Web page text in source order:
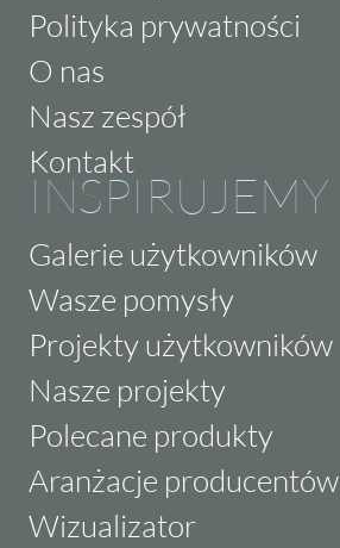
Polityka prywatności
O nas
Nasz zespół
Kontakt
INSPIRUJEMY
Galerie użytkowników
Wasze pomysły
Projekty użytkowników
Nasze projekty
Polecane produkty
Aranżacje producentów
Wizualizator